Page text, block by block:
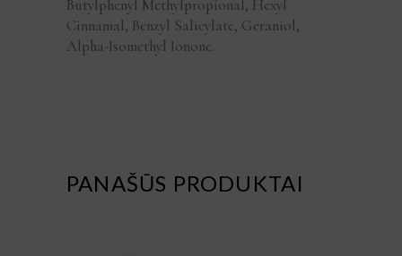
Butylphenyl Methylpropional, Hexyl
Cinnamal, Benzyl Salicylate, Geraniol,
Alpha-Isomethyl Ionone.
PANAŠŪS PRODUKTAI